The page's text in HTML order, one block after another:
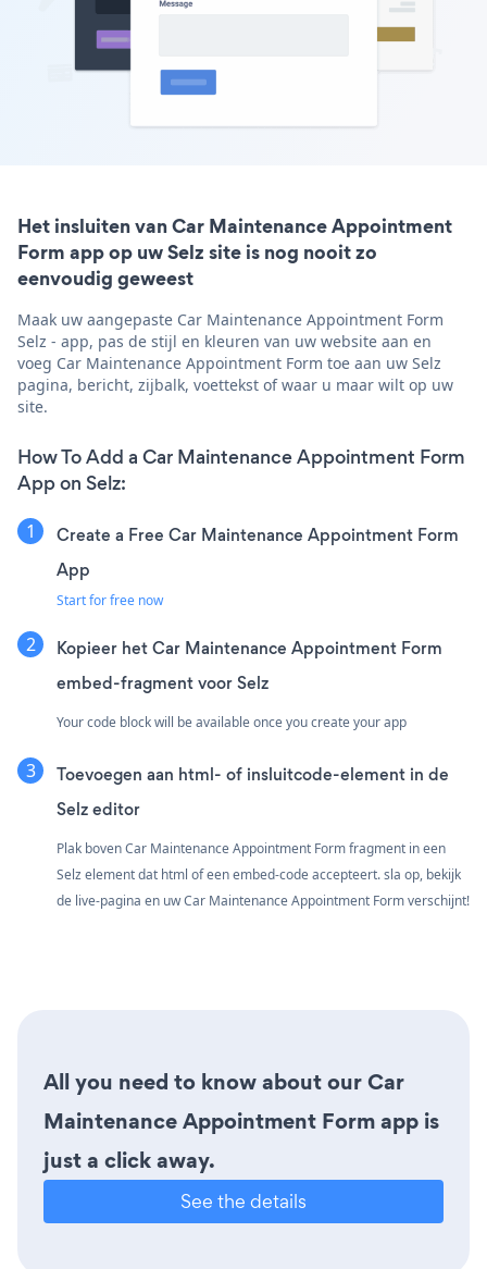
Het insluiten van Car Maintenance Appointment
Form app op uw Selz site is nog nooit zo
eenvoudig geweest
Maak uw aangepaste Car Maintenance Appointment Form
Selz - app, pas de stijl en kleuren van uw website aan en
voeg Car Maintenance Appointment Form toe aan uw Selz
pagina, bericht, zijbalk, voettekst of waar u maar wilt op uw
site.
How To Add a Car Maintenance Appointment Form
App on Selz:
Create a Free Car Maintenance Appointment Form
App
Start for free now
Kopieer het Car Maintenance Appointment Form
embed-fragment voor Selz
Your code block will be available once you create your app
Toevoegen aan html- of insluitcode-element in de
Selz editor
Plak boven Car Maintenance Appointment Form fragment in een
Selz element dat html of een embed-code accepteert. sla op, bekijk
de live-pagina en uw Car Maintenance Appointment Form verschijnt!
All you need to know about our Car
Maintenance Appointment Form app is
just a click away.
See the details